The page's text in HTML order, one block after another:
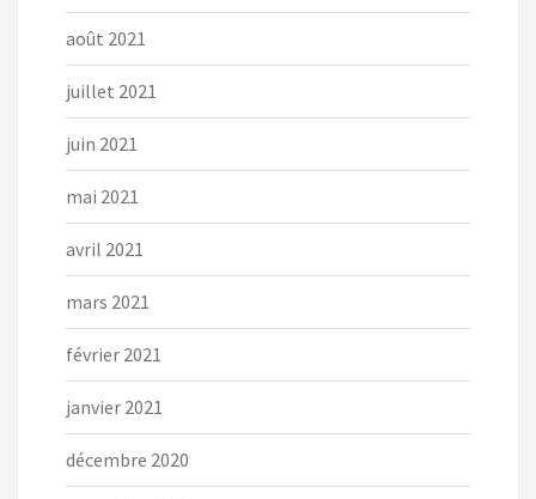
août 2021
juillet 2021
juin 2021
mai 2021
avril 2021
mars 2021
février 2021
janvier 2021
décembre 2020